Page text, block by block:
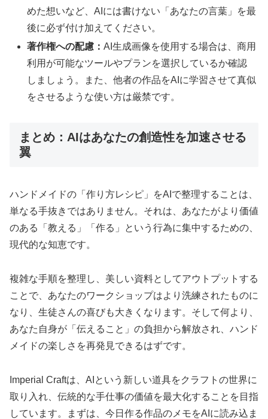
めた想いなど、AIには書けない「あなたの言葉」を最
後に必ず付け加えてください。
著作権への配慮：AI生成画像を使用する場合は、商用
利用が可能なツールやプランを選択しているか確認
しましょう。また、他者の作品をAIに学習させて真似
をさせるような使い方は厳禁です。
まとめ：AIはあなたの創造性を加速させる
翼
ハンドメイドの「作り方レシピ」をAIで整理することは、
単なる手抜きではありません。それは、あなたがより価値
のある「教える」「作る」という行為に集中するための、
現代的な知恵です。
複雑な手順を整理し、美しい資料としてアウトプットする
ことで、あなたのワークショップはより洗練されたものに
なり、生徒さんの喜びも大きくなります。そして何より、
あなた自身が「伝えること」の負担から解放され、ハンド
メイドの楽しさを再発見できるはずです。
Imperial Craftは、AIという新しい道具をクラフトの世界に
取り入れ、伝統的な手仕事の価値を最大化することを目指
しています。まずは、今日作る作品のメモをAIに読み込ま